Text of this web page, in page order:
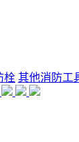
栓 其他消防工